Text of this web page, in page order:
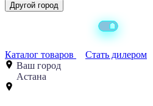
Другой город
Каталог товаров
Стать дилером
Ваш город
Астана